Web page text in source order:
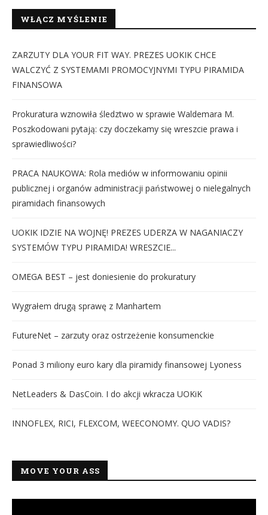
WŁĄCZ MYŚLENIE
ZARZUTY DLA YOUR FIT WAY. PREZES UOKIK CHCE
WALCZYĆ Z SYSTEMAMI PROMOCYJNYMI TYPU PIRAMIDA
FINANSOWA
Prokuratura wznowiła śledztwo w sprawie Waldemara M.
Poszkodowani pytają: czy doczekamy się wreszcie prawa i
sprawiedliwości?
PRACA NAUKOWA: Rola mediów w informowaniu opinii
publicznej i organów administracji państwowej o nielegalnych
piramidach finansowych
UOKIK IDZIE NA WOJNĘ! PREZES UDERZA W NAGANIACZY
SYSTEMÓW TYPU PIRAMIDA! WRESZCIE...
OMEGA BEST – jest doniesienie do prokuratury
Wygrałem drugą sprawę z Manhartem
FutureNet – zarzuty oraz ostrzeżenie konsumenckie
Ponad 3 miliony euro kary dla piramidy finansowej Lyoness
NetLeaders & DasCoin. I do akcji wkracza UOKiK
INNOFLEX, RICI, FLEXCOM, WEECONOMY. QUO VADIS?
MOVE YOUR ASS